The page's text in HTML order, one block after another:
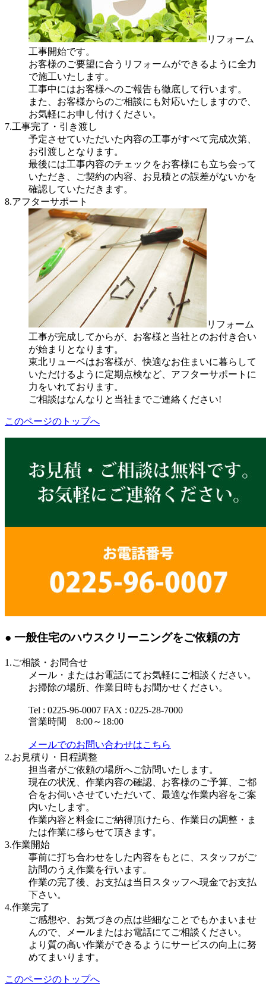
リフォーム
工事開始です。
お客様のご要望に合うリフォームができるように全力
で施工いたします。
工事中にはお客様へのご報告も徹底して行います。
また、お客様からのご相談にも対応いたしますので、
お気軽にお申し付けください。
7.工事完了・引き渡し
予定させていただいた内容の工事がすべて完成次第、
お引渡しとなります。
最後には工事内容のチェックをお客様にも立ち会って
いただき、ご契約の内容、お見積との誤差がないかを
確認していただきます。
8.アフターサポート
リフォーム
工事が完成してからが、お客様と当社とのお付き合い
が始まりとなります。
東北リューベはお客様が、快適なお住まいに暮らして
いただけるように定期点検など、アフターサポートに
力をいれております。
ご相談はなんなりと当社までご連絡ください!
このページのトップへ
● 一般住宅のハウスクリーニングをご依頼の方
1.ご相談・お問合せ
メール・またはお電話にてお気軽にご相談ください。
お掃除の場所、作業日時もお聞かせください。
Tel : 0225-96-0007 FAX : 0225-28-7000
営業時間 8:00～18:00
メールでのお問い合わせはこちら
2.お見積り・日程調整
担当者がご依頼の場所へご訪問いたします。
現在の状況、作業内容の確認、お客様のご予算、ご都
合をお伺いさせていただいて、最適な作業内容をご案
内いたします。
作業内容と料金にご納得頂けたら、作業日の調整・ま
たは作業に移らせて頂きます。
3.作業開始
事前に打ち合わせをした内容をもとに、スタッフがご
訪問のうえ作業を行います。
作業の完了後、お支払は当日スタッフへ現金でお支払
下さい。
4.作業完了
ご感想や、お気づきの点は些細なことでもかまいませ
んので、メールまたはお電話にてご相談ください。
より質の高い作業ができるようにサービスの向上に努
めてまいります。
このページのトップへ